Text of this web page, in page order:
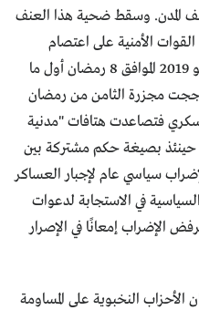
المدن. وسقط ضحية هذا العنف
الأمنية على اعتصام
القيادة العامة في الخرطوم في 13 مايو 2019 الموافق 8 رمضان أول ما
مجزرة الثامن من رمضان
فتصاعدت هتافات "مدنية
حينئذ بصيغة حكم مشتركة بين
سياسي عام لإجبار العساكر
في الاستجابة لدعوات
الإضراب إمعانًا في الإصرار
النخبوية على المساومة